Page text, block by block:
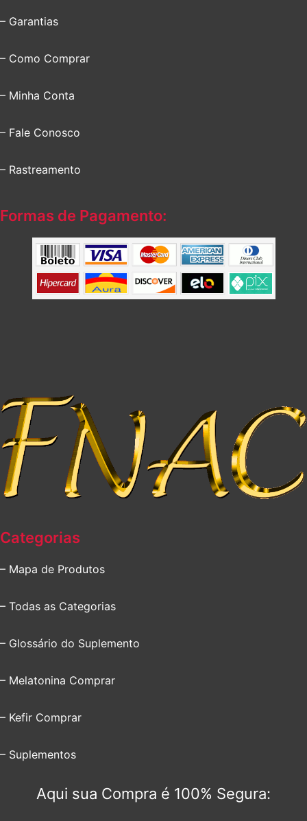
– Garantias
– Como Comprar
– Minha Conta
– Fale Conosco
– Rastreamento
Formas de Pagamento:
Categorias
– Mapa de Produtos
– Todas as Categorias
– Glossário do Suplemento
– Melatonina Comprar
– Kefir Comprar
– Suplementos
Aqui sua Compra é 100% Segura: